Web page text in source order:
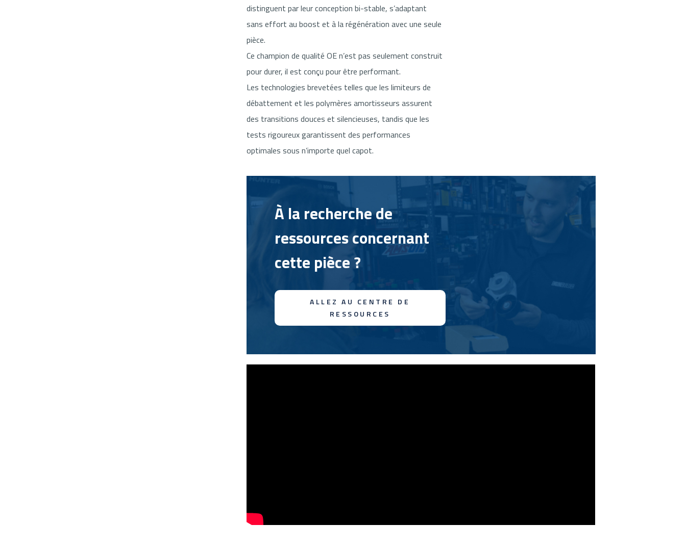
distinguent par leur conception bi-stable, s’adaptant
sans effort au boost et à la régénération avec une seule
pièce.
Ce champion de qualité OE n’est pas seulement construit
pour durer, il est conçu pour être performant.
Les technologies brevetées telles que les limiteurs de
débattement et les polymères amortisseurs assurent
des transitions douces et silencieuses, tandis que les
tests rigoureux garantissent des performances
optimales sous n’importe quel capot.
À la recherche de
ressources concernant
cette pièce ?
ALLEZ AU CENTRE DE
RESSOURCES